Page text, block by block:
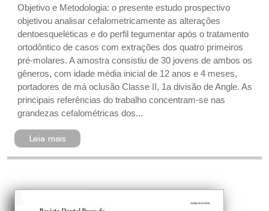
Objetivo e Metodologia: o presente estudo prospectivo
objetivou analisar cefalometricamente as alterações
dentoesqueléticas e do perfil tegumentar após o tratamento
ortodôntico de casos com extrações dos quatro primeiros
pré-molares. A amostra consistiu de 30 jovens de ambos os
gêneros, com idade média inicial de 12 anos e 4 meses,
portadores de má oclusão Classe II, 1a divisão de Angle. As
principais referências do trabalho concentram-se nas
grandezas cefalométricas dos...
Leia mais